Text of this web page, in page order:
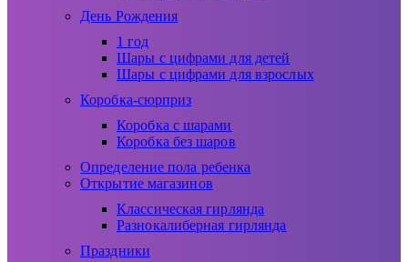
День Рождения
1 год
Шары с цифрами для детей
Шары с цифрами для взрослых
Коробка-сюрприз
Коробка с шарами
Коробка без шаров
Определение пола ребенка
Открытие магазинов
Классическая гирлянда
Разнокалиберная гирлянда
Праздники